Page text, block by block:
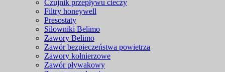
Czujnik przepływu cieczy
Filtry honeywell
Presostaty
Siłowniki Belimo
Zawory Belimo
Zawór bezpieczeństwa powietrza
Zawory kołnierzowe
Zawór pływakowy